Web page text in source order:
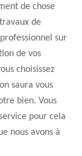
de chose
de
sur
de vos
choisissez
saura vous
bien. Vous
pour cela
nous avons à